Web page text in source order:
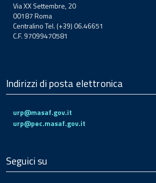
Via XX Settembre, 20
00187 Roma
Centralino Tel. (+39) 06.46651
C.F. 97099470581
Indirizzi di posta elettronica
urp@masaf.gov.it
urp@pec.masaf.gov.it
Seguici su